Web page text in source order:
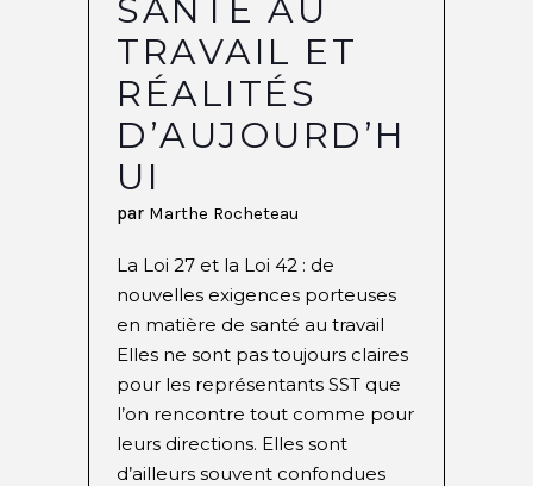
SANTÉ AU
TRAVAIL ET
RÉALITÉS
D’AUJOURD’H
UI
par Marthe Rocheteau
La Loi 27 et la Loi 42 : de
nouvelles exigences porteuses
en matière de santé au travail
Elles ne sont pas toujours claires
pour les représentants SST que
l’on rencontre tout comme pour
leurs directions. Elles sont
d’ailleurs souvent confondues